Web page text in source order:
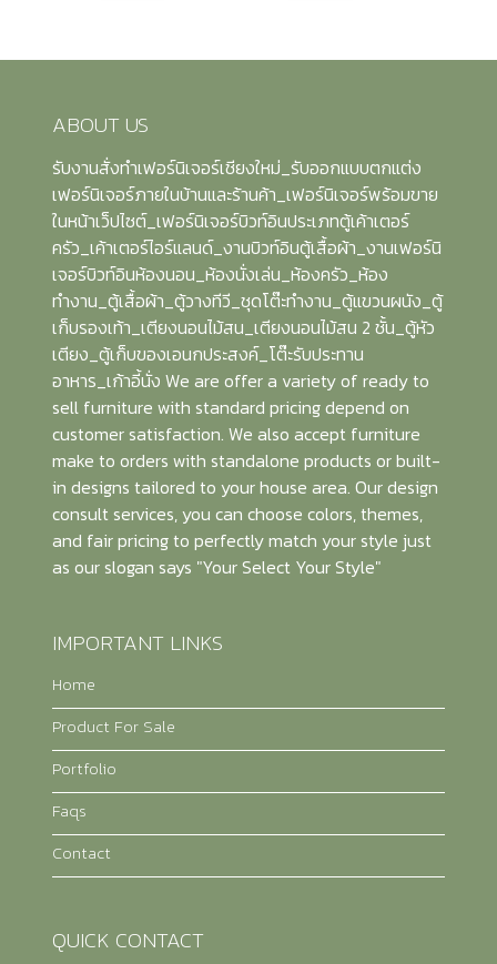
ABOUT US
รับงานสั่งทำเฟอร์นิเจอร์เชียงใหม่_รับออกแบบตกแต่ง
เฟอร์นิเจอร์ภายในบ้านและร้านค้า_เฟอร์นิเจอร์พร้อมขาย
ในหน้าเว็ปไซต์_เฟอร์นิเจอร์บิวท์อินประเภทตู้เค้าเตอร์
ครัว_เค้าเตอร์ไอร์แลนด์_งานบิวท์อินตู้เสื้อผ้า_งานเฟอร์นิ
เจอร์บิวท์อินห้องนอน_ห้องนั่งเล่น_ห้องครัว_ห้อง
ทำงาน_ตู้เสื้อผ้า_ตู้วางทีวี_ชุดโต๊ะทำงาน_ตู้แขวนผนัง_ตู้
เก็บรองเท้า_เตียงนอนไม้สน_เตียงนอนไม้สน 2 ชั้น_ตู้หัว
เตียง_ตู้เก็บของเอนกประสงค์_โต๊ะรับประทาน
อาหาร_เก้าอี้นั่ง We are offer a variety of ready to
sell furniture with standard pricing depend on
customer satisfaction. We also accept furniture
make to orders with standalone products or built-
in designs tailored to your house area. Our design
consult services, you can choose colors, themes,
and fair pricing to perfectly match your style just
as our slogan says "Your Select Your Style"
IMPORTANT LINKS
Home
Product For Sale
Portfolio
Faqs
Contact
QUICK CONTACT